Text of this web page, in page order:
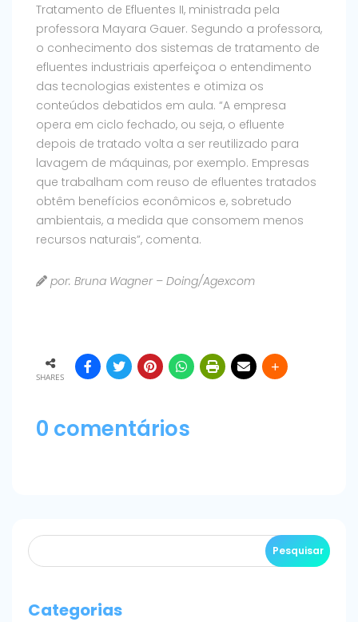
Tratamento de Efluentes II, ministrada pela
professora Mayara Gauer. Segundo a professora,
o conhecimento dos sistemas de tratamento de
efluentes industriais aperfeiçoa o entendimento
das tecnologias existentes e otimiza os
conteúdos debatidos em aula. “A empresa
opera em ciclo fechado, ou seja, o efluente
depois de tratado volta a ser reutilizado para
lavagem de máquinas, por exemplo. Empresas
que trabalham com reuso de efluentes tratados
obtêm benefícios econômicos e, sobretudo
ambientais, a medida que consomem menos
recursos naturais”, comenta.
por: Bruna Wagner – Doing/Agexcom
SHARES
0 comentários
Categorias